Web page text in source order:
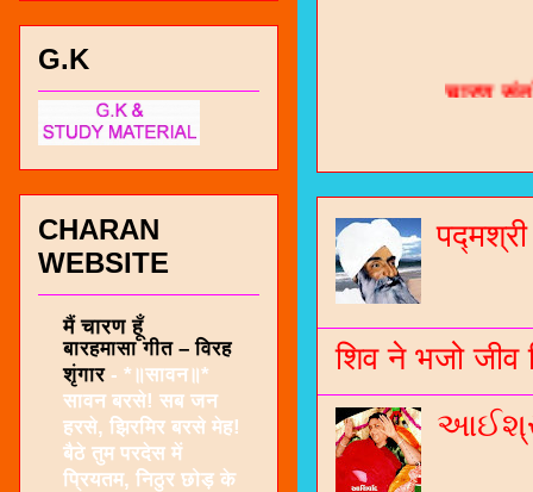
भजन /
शिव ने भजो जीव
G.K
CHARAN
WEBSITE
मैं चारण हूँ
बारहमासा गीत – विरह
शृंगार - *॥सावन॥*
सावन बरसे! सब जन
हरसे, झिरमिर बरसे मेह!
बैठे तुम परदेस में
प्रियतम, निठुर छोड़ के